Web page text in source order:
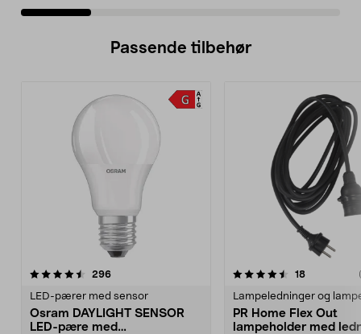
Passende tilbehør
296anmeldelser
LED-pærer med sensor
Osram DAYLIGHT SENSOR
LED-pære med
4.5av 5 stjerner 18anmeldelser
Lampeledninger og
PR Home Flex Out
lampeholder med
4.5av 5 stjerner